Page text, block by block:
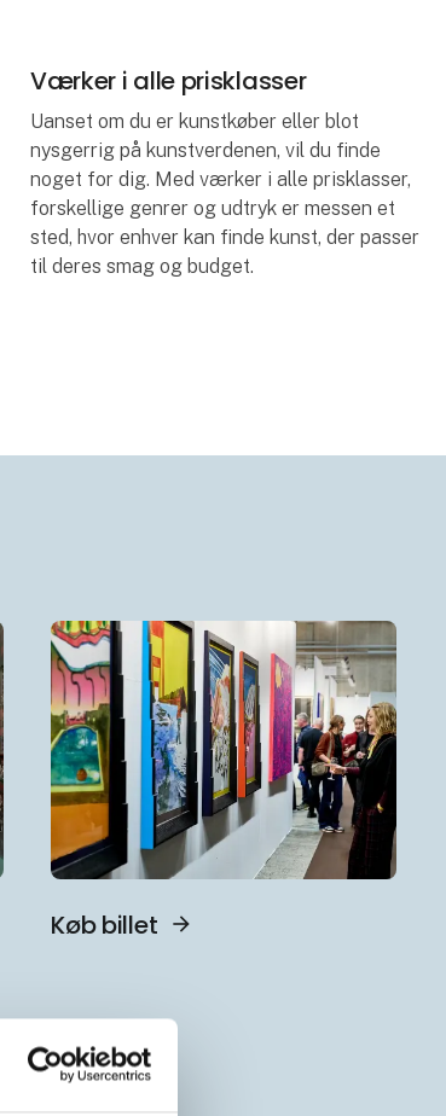
Værker i alle prisklasser
Uanset om du er kunstkøber eller blot
nysgerrig på kunstverdenen, vil du finde
noget for dig. Med værker i alle prisklasser,
forskellige genrer og udtryk er messen et
sted, hvor enhver kan finde kunst, der passer
til deres smag og budget.
Informationsservice område på hi
Køb billet